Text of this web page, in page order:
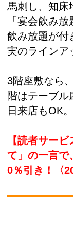
馬刺し、知床
「宴会飲み
飲み放題が付
実のラインア
3階座敷なら
階はテーブル
日来店もOK。
【読者サー
て」の一言で
0％引き！〈